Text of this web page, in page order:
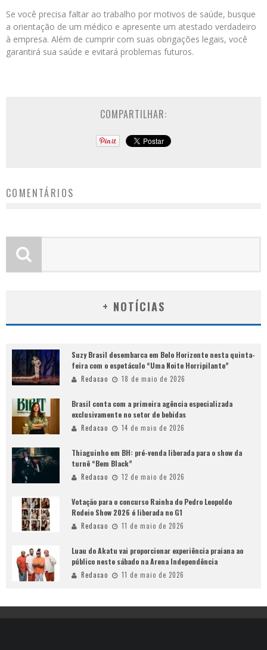
Se você precisa faltar ao trabalho por motivos de saúde, busque
a orientação de um médico e apresente um atestado verdadeiro
à empresa. Além de cumprir com suas obrigações legais, você
garantirá sua saúde e evitará problemas futuros.
COMPARTILHAR:
COMENTÁRIOS
+ NOTÍCIAS
Suzy Brasil desembarca em Belo Horizonte nesta quinta-
feira com o espetáculo “Uma Noite Horripilante”
Redacao 18 de maio de 2026
Brasil conta com a primeira agência especializada
exclusivamente no setor de bebidas
Redacao 14 de maio de 2026
Thiaguinho em BH: pré-venda liberada para o show da
turnê “Bem Black”
Redacao 12 de maio de 2026
Votação para o concurso Rainha do Pedro Leopoldo
Rodeio Show 2026 é liberada no G1
Redacao 11 de maio de 2026
Luau do Akatu vai proporcionar experiência praiana ao
público neste sábado na Arena Independência
Redacao 11 de maio de 2026